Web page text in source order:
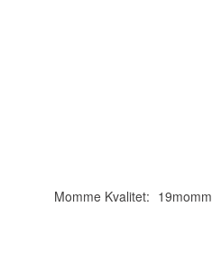
Momme Kvalitet: